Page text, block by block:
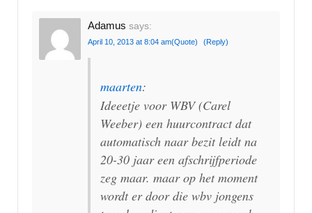
Adamus says:
April 10, 2013 at 8:04 am(Quote) (Reply)
maarten:
Ideeetje voor WBV (Carel
Weeber) een huurcontract dat
automatisch naar bezit leidt na
20-30 jaar een afschrijfperiode
zeg maar. maar op het moment
wordt er door die wbv jongens